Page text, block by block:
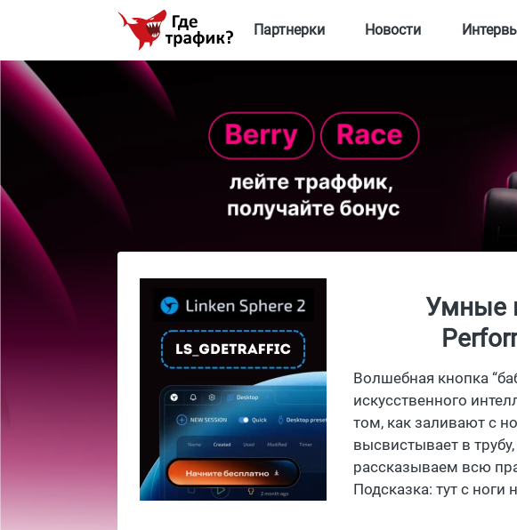
Партнерки Новости
Умные
Волшебная кнопка
искусственного
том, как заливают с
высвистывает в
рассказываем всю
Подсказка: тут с ноги